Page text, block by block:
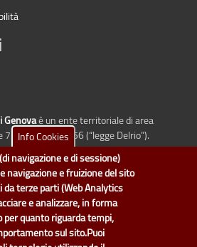
Genovaè un ente territoriale di area
aprile 2014 n. 56 (“legge Delrio”).
è il progetto "Open Data" della
di Genova.
cura del Servizio Sistemi Informativi. Ogni
Info Cookies
navigazione e di sessione)
navigazione e fruizione del sito
terze parti (Web Analytics
e analizzare, in forma
quanto riguarda tempi,
sul sito.Puoi